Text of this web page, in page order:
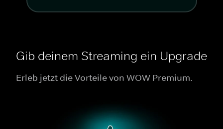
Gib deinem Streaming ein Upgrade
Erleb jetzt die Vorteile von WOW Premium.